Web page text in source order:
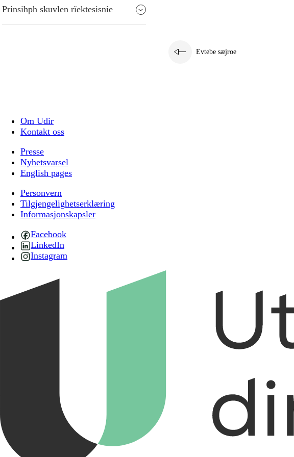
Prinsihph skuvlen rïektesisnie
Evtebe sæjroe
Om Udir
Kontakt oss
Presse
Nyhetsvarsel
English pages
Personvern
Tilgjengelighetserklæring
Informasjonskapsler
Facebook
LinkedIn
Instagram